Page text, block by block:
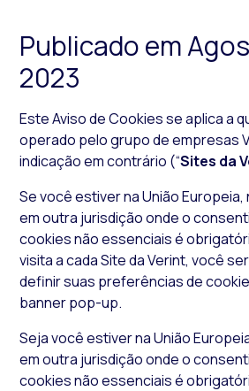
Publicado em
2023
Este Aviso deCookiesse aplica a
operado pelo grupo de empresas
indicação em contrário (“Sites da
Se você estiver na União Europeia,
em outra jurisdição onde o
cookies não essenciais é
visita a cada Site da Verint, você
definir suas preferências de
banner pop-up.
Seja você estiver na União
em outra jurisdição onde o
cookiesnão essenciais é